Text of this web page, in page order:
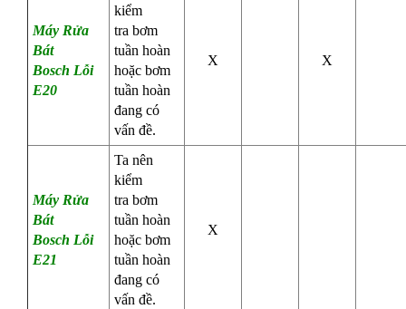
Máy Rửa
Bát
Bosch Lỗi
E20
kiểm
tra bơm
tuần hoàn
hoặc bơm
tuần hoàn
đang có
vấn đề.
X X
Máy Rửa
Bát
Bosch Lỗi
E21
Ta nên
kiểm
tra bơm
tuần hoàn
hoặc bơm
tuần hoàn
đang có
vấn đề.
X